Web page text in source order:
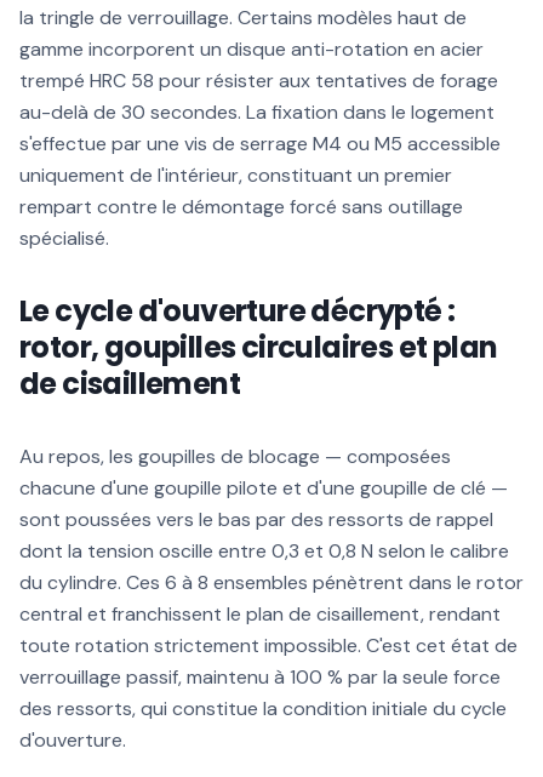
la tringle de verrouillage. Certains modèles haut de
gamme incorporent un disque anti-rotation en acier
trempé HRC 58 pour résister aux tentatives de forage
au-delà de 30 secondes. La fixation dans le logement
s'effectue par une vis de serrage M4 ou M5 accessible
uniquement de l'intérieur, constituant un premier
rempart contre le démontage forcé sans outillage
spécialisé.
Le cycle d'ouverture décrypté :
rotor, goupilles circulaires et plan
de cisaillement
Au repos, les goupilles de blocage — composées
chacune d'une goupille pilote et d'une goupille de clé —
sont poussées vers le bas par des ressorts de rappel
dont la tension oscille entre 0,3 et 0,8 N selon le calibre
du cylindre. Ces 6 à 8 ensembles pénètrent dans le rotor
central et franchissent le plan de cisaillement, rendant
toute rotation strictement impossible. C'est cet état de
verrouillage passif, maintenu à 100 % par la seule force
des ressorts, qui constitue la condition initiale du cycle
d'ouverture.